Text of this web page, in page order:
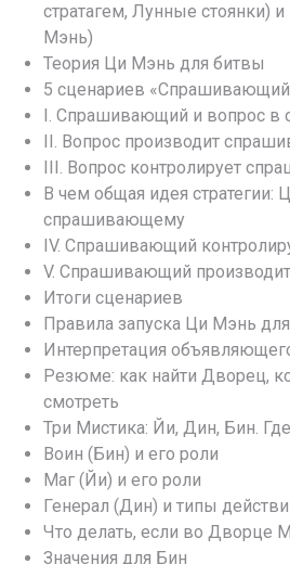
стратагем, Лунные стоянки)
Мэнь)
Теория Ци Мэнь для битвы
5 сценариев
I. Спрашивающий и вопрос в
II. Вопрос производит
III. Вопрос контролирует
В чем общая идея стратегии:
спрашивающему
IV. Спрашивающий
V. Спрашивающий
Итоги сценариев
Правила запуска Ци Мэнь
Интерпретация
Резюме: как найти Дворец,
смотреть
Три Мистика: Йи, Дин, Бин.
Воин (Бин) и его роли
Маг (Йи) и его роли
Генерал (Дин) и типы
Что делать, если во Дворце
Значения для Бин